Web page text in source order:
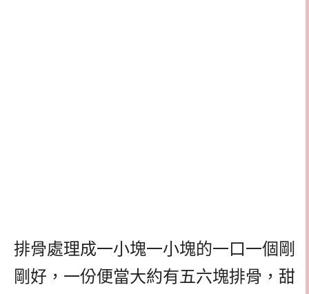
排骨處理成一小塊一小塊的一口一個剛
剛好，一份便當大約有五六塊排骨，甜